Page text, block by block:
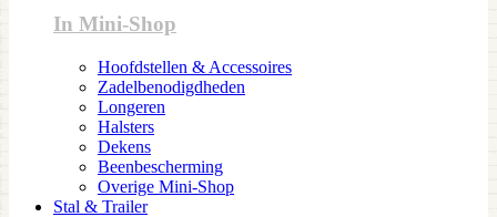
In Mini-Shop
Hoofdstellen & Accessoires
Zadelbenodigdheden
Longeren
Halsters
Dekens
Beenbescherming
Overige Mini-Shop
Stal & Trailer